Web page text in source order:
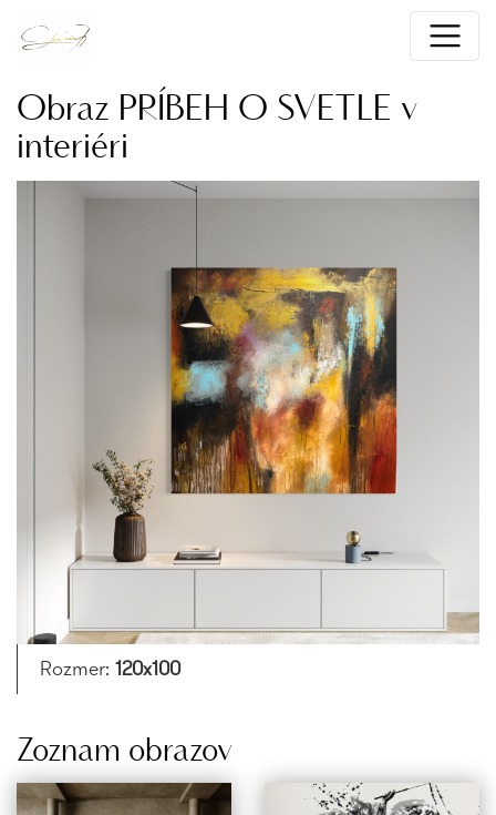
Obraz PRÍBEH O SVETLE v
interiéri
Rozmer: 120x100
Zoznam obrazov